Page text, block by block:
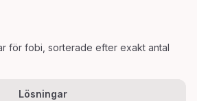
för fobi , sorterade efter exakt antal
Lösningar